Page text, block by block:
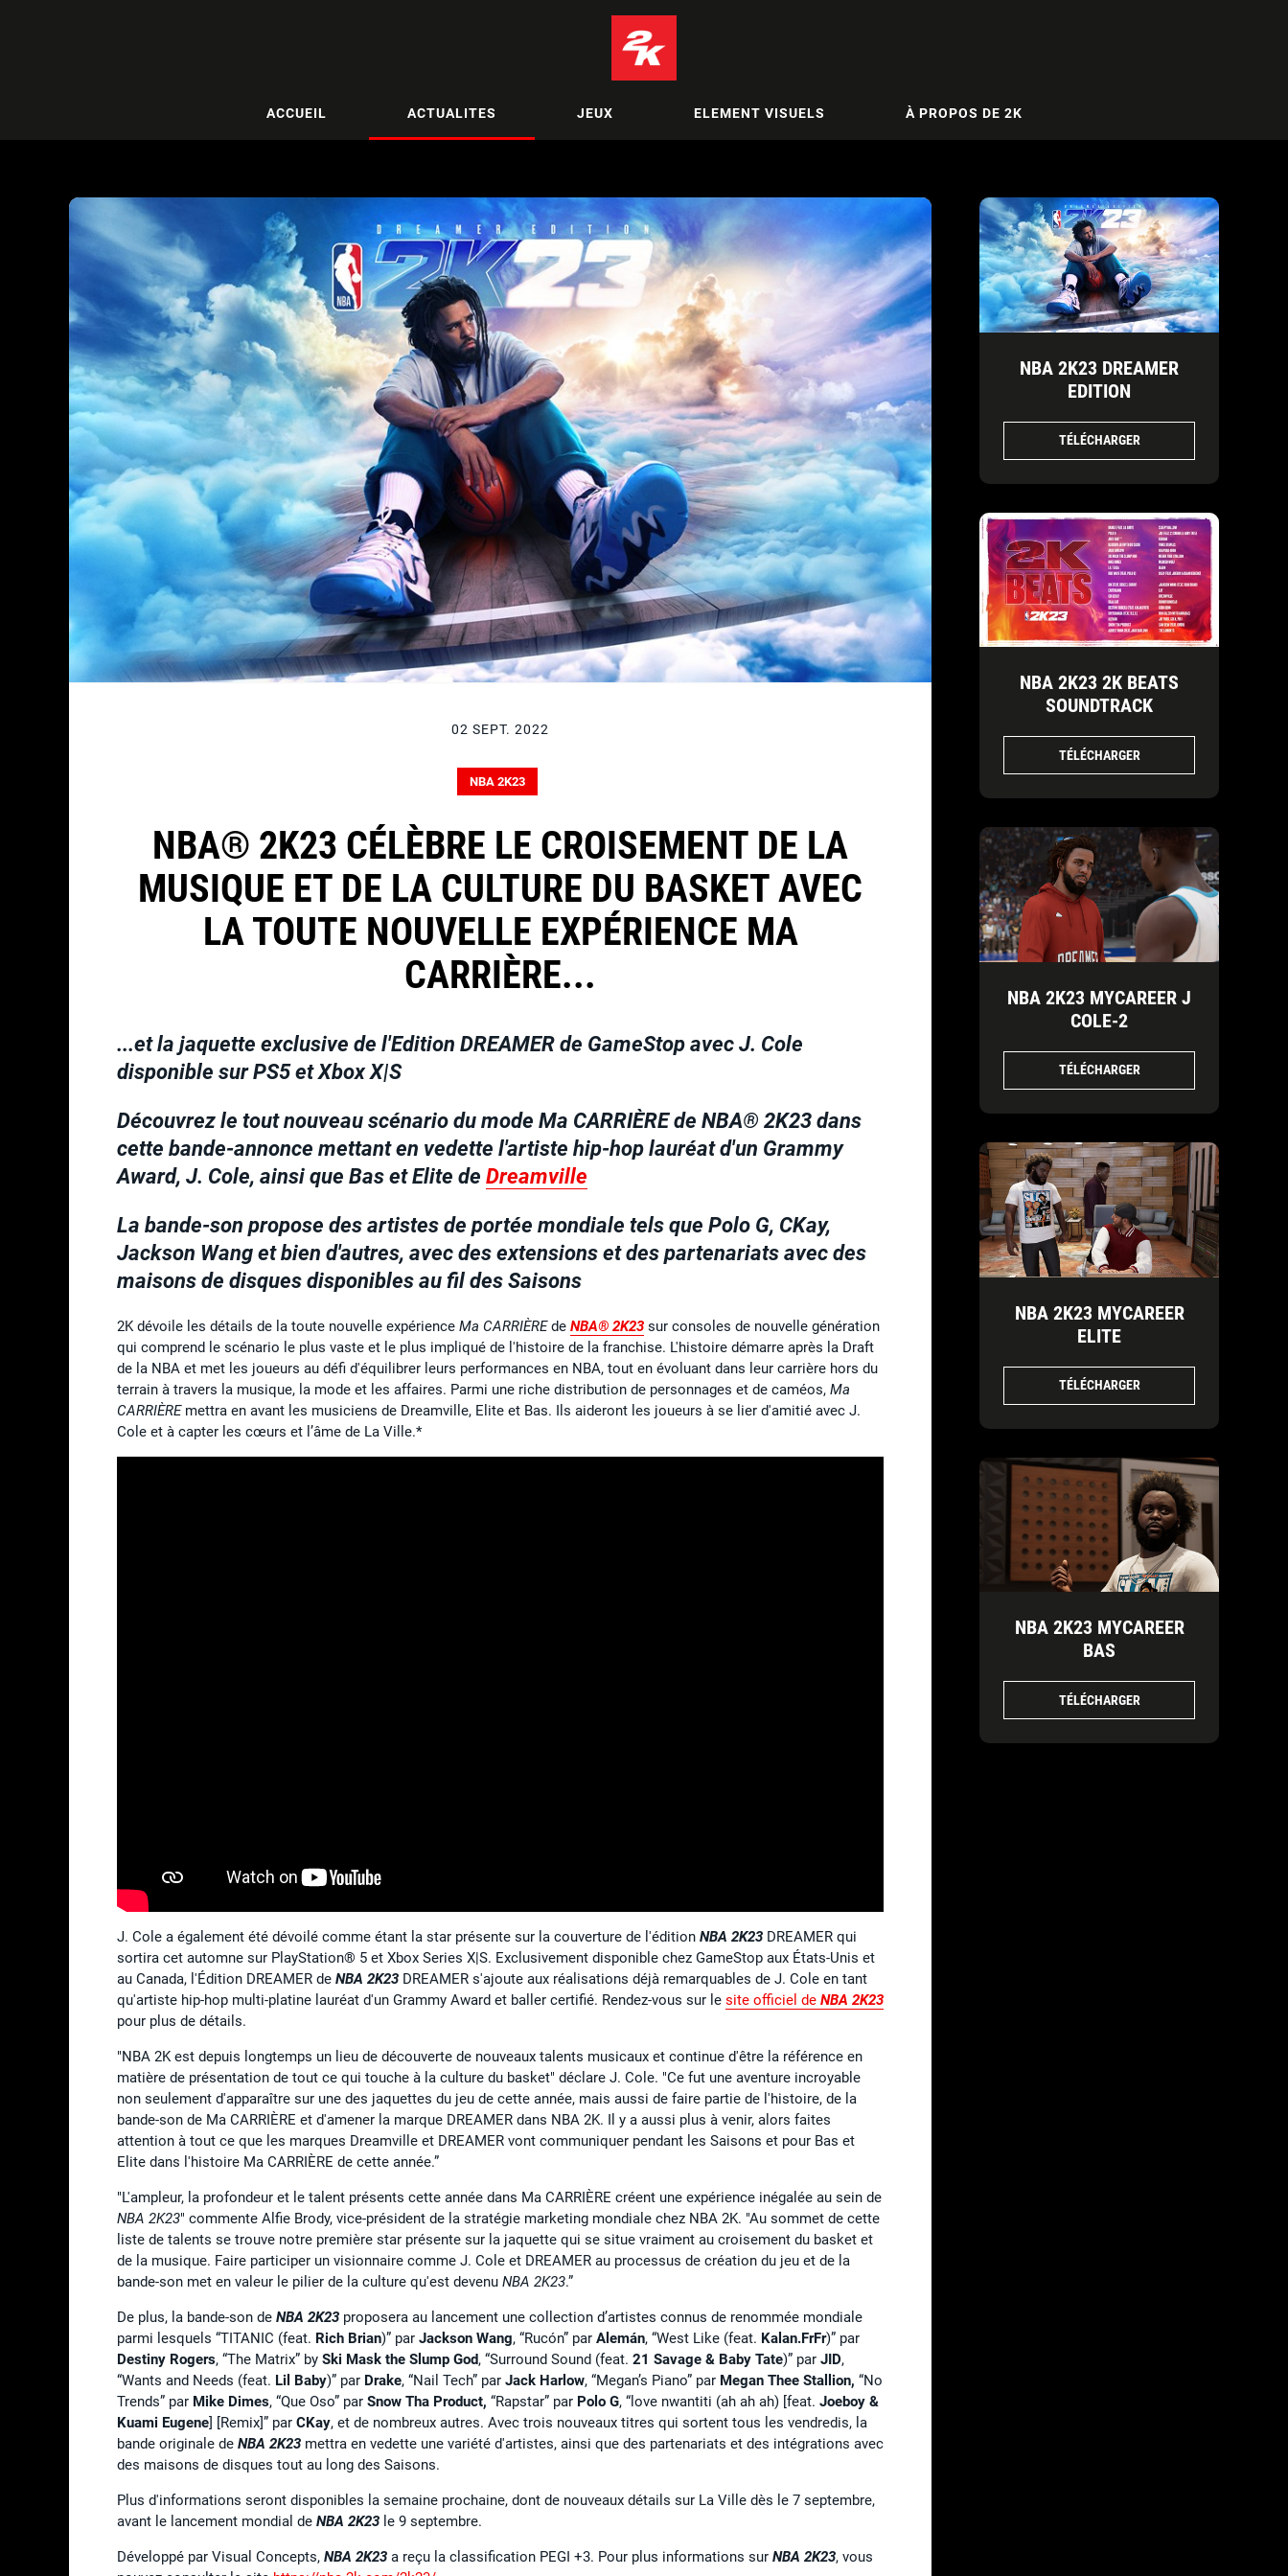
ACCUEIL ACTUALITES JEUX ELEMENT VISUELS À PROPOS DE 2K
02 SEPT. 2022
NBA 2K23
NBA® 2K23 CÉLÈBRE LE CROISEMENT DE LA
MUSIQUE ET DE LA CULTURE DU BASKET AVEC
LA TOUTE NOUVELLE EXPÉRIENCE MA
CARRIÈRE...
...et la jaquette exclusive de l'Edition DREAMER de GameStop avec J. Cole
disponible sur PS5 et Xbox X|S
Découvrez le tout nouveau scénario du mode Ma CARRIÈRE de NBA® 2K23 dans
cette bande-annonce mettant en vedette l'artiste hip-hop lauréat d'un Grammy
Award, J. Cole, ainsi que Bas et Elite de Dreamville
La bande-son propose des artistes de portée mondiale tels que Polo G, CKay,
Jackson Wang et bien d'autres, avec des extensions et des partenariats avec des
maisons de disques disponibles au fil des Saisons
2K dévoile les détails de la toute nouvelle expérience Ma CARRIÈREde NBA® 2K23 sur consoles de nouvelle génération
qui comprend le scénario le plus vaste et le plus impliqué de l'histoire de la franchise. L'histoire démarre après la Draft
de la NBA et met les joueurs au défi d'équilibrer leurs performances en NBA, tout en évoluant dans leur carrière hors du
terrain à travers la musique, la mode et les affaires. Parmi une riche distribution de personnages et de caméos, Ma
CARRIÈREmettra en avant les musiciens de Dreamville, Elite et Bas. Ils aideront les joueurs à se lier d'amitié avec J.
Cole et à capter les cœurs et l’âme de La Ville.*
J. Cole a également été dévoilé comme étant la star présente sur la couverture de l'édition NBA 2K23 DREAMER qui
sortira cet automne sur PlayStation® 5 et Xbox Series X|S. Exclusivement disponible chez GameStop aux États-Unis et
au Canada, l'Édition DREAMER de NBA 2K23 DREAMER s'ajoute aux réalisations déjà remarquables de J. Cole en tant
qu'artiste hip-hop multi-platine lauréat d'un Grammy Award et baller certifié. Rendez-vous sur le site officiel de NBA 2K23
pour plus de détails.
"NBA 2K est depuis longtemps un lieu de découverte de nouveaux talents musicaux et continue d'être la référence en
matière de présentation de tout ce qui touche à la culture du basket" déclare J. Cole. "Ce fut une aventure incroyable
non seulement d'apparaître sur une des jaquettes du jeu de cette année, mais aussi de faire partie de l'histoire, de la
bande-son de Ma CARRIÈRE et d'amener la marque DREAMER dans NBA 2K. Il y a aussi plus à venir, alors faites
attention à tout ce que les marques Dreamville et DREAMER vont communiquer pendant les Saisons et pour Bas et
Elite dans l'histoire Ma CARRIÈRE de cette année.”
"L'ampleur, la profondeur et le talent présents cette année dans Ma CARRIÈRE créent une expérience inégalée au sein de
NBA 2K23" commente Alfie Brody, vice-président de la stratégie marketing mondiale chez NBA 2K. "Au sommet de cette
liste de talents se trouve notre première star présente sur la jaquette qui se situe vraiment au croisement du basket et
de la musique. Faire participer un visionnaire comme J. Cole et DREAMER au processus de création du jeu et de la
bande-son met en valeur le pilier de la culture qu'est devenu NBA 2K23.”
De plus, la bande-son de NBA 2K23 proposera au lancement une collection d’artistes connus de renommée mondiale
parmi lesquels “TITANIC (feat. Rich Brian)” par Jackson Wang, “Rucón” par Alemán, “West Like (feat. Kalan.FrFr)” par
Destiny Rogers, “The Matrix” by Ski Mask the Slump God, “Surround Sound (feat. 21 Savage & Baby Tate)” par JID,
“Wants and Needs (feat. Lil Baby)” par Drake, “Nail Tech” par Jack Harlow, “Megan’s Piano” par Megan Thee Stallion, “No
Trends” par Mike Dimes, “Que Oso” par Snow Tha Product, “Rapstar” par Polo G, “love nwantiti (ah ah ah) [feat. Joeboy &
Kuami Eugene] [Remix]” par CKay, et de nombreux autres. Avec trois nouveaux titres qui sortent tous les vendredis, la
bande originale de NBA 2K23 mettra en vedette une variété d'artistes, ainsi que des partenariats et des intégrations avec
des maisons de disques tout au long des Saisons.
Plus d'informations seront disponibles la semaine prochaine, dont de nouveaux détails sur La Ville dès le 7 septembre,
avant le lancement mondial de NBA 2K23 le 9 septembre.
Développé par Visual Concepts, NBA 2K23 a reçu la classification PEGI +3. Pour plus informations sur NBA 2K23, vous
NBA 2K23 DREAMER
EDITION
TÉLÉCHARGER
NBA 2K23 2K BEATS
SOUNDTRACK
TÉLÉCHARGER
NBA 2K23 MYCAREER J
COLE-2
TÉLÉCHARGER
NBA 2K23 MYCAREER
ELITE
TÉLÉCHARGER
NBA 2K23 MYCAREER
BAS
TÉLÉCHARGER